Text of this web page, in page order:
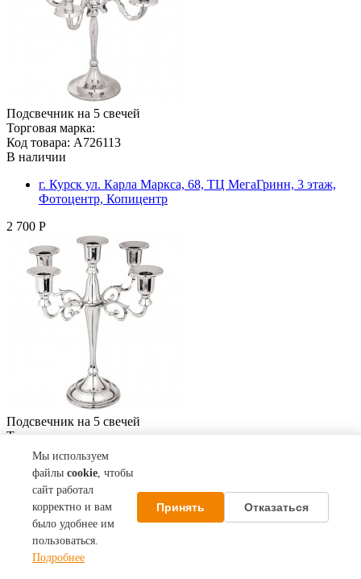
Подсвечник на 5 свечей
Торговая марка:
Код товара: A726113
В наличии
г. Курск ул. Карла Маркса, 68, ТЦ МегаГринн, 3 этаж,
Фотоцентр, Копицентр
2 700 Р
Подсвечник на 5 свечей
Торговая марка:
Код товара: A726121
г. Воронеж, ул. Дзержинского , д.16 Фотоцентр,
Копицентр
Мы используем
файлы cookie, чтобы
сайт работал
корректно и вам
было удобнее им
пользоваться.
Подробнее
Принять Отказаться